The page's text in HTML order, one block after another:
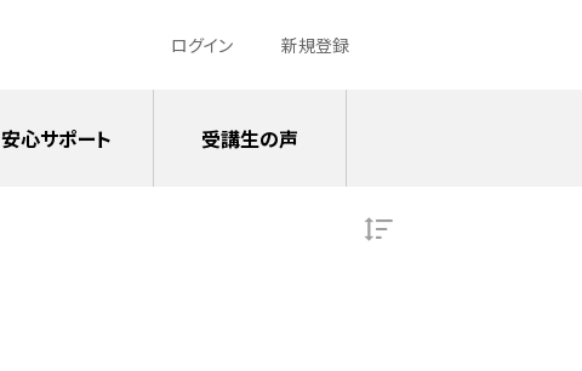
ログイン 新規登録
安心サポート 受講生の声